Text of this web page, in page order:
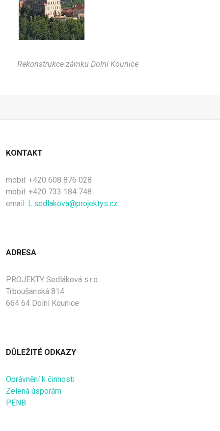
Rekonstrukce zámku Dolní Kounice
KONTAKT
mobil: +420 608 876 028
mobil: +420 733 184 748
email: L.sedlakova@projektys.cz
ADRESA
PROJEKTY Sedláková s.r.o.
Trboušanská 814
664 64 Dolní Kounice
DŮLEŽITÉ ODKAZY
Oprávnění k činnosti
Zelená úsporám
PENB